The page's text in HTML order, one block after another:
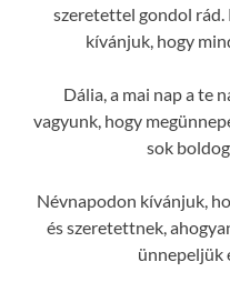
szeretettel gondol
kívánjuk, hogy
Dália, a mai nap a te
vagyunk, hogy
sok
Névnapodon kívánjuk,
és szeretettnek,
ünnepeljük